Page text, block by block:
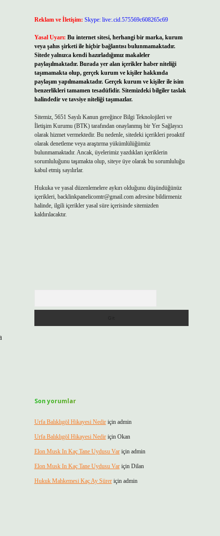
Reklam ve İletişim: Skype: live:.cid.575569c608265c69
Yasal Uyarı: Bu internet sitesi, herhangi bir marka, kurum
veya şahıs şirketi ile hiçbir bağlantısı bulunmamaktadır.
Sitede yalnızca kendi hazırladığımız makaleler
paylaşılmaktadır. Burada yer alan içerikler haber niteliği
taşımamakta olup, gerçek kurum ve kişiler hakkında
paylaşım yapılmamaktadır. Gerçek kurum ve kişiler ile isim
benzerlikleri tamamen tesadüfidir. Sitemizdeki bilgiler taslak
halindedir ve tavsiye niteliği taşımazlar.
Sitemiz, 5651 Sayılı Kanun gereğince Bilgi Teknolojileri ve
İletişim Kurumu (BTK) tarafından onaylanmış bir Yer Sağlayıcı
olarak hizmet vermektedir. Bu nedenle, sitedeki içerikleri proaktif
olarak denetleme veya araştırma yükümlülüğümüz
bulunmamaktadır. Ancak, üyelerimiz yazdıkları içeriklerin
sorumluluğunu taşımakta olup, siteye üye olarak bu sorumluluğu
kabul etmiş sayılırlar.
Hukuka ve yasal düzenlemelere aykırı olduğunu düşündüğünüz
içerikleri, backlinkpanelicomtr@gmail.comadresine bildirmeniz
halinde, ilgili içerikler yasal süre içerisinde sitemizden
kaldırılacaktır.
Son yorumlar
Urfa Balıklıgöl Hikayesi Nediriçin admin
Urfa Balıklıgöl Hikayesi Nediriçin Okan
Elon Musk In Kaç Tane Uydusu Variçin admin
Elon Musk In Kaç Tane Uydusu Variçin Dilan
Hukuk Mahkemesi Kaç Ay Süreriçin admin